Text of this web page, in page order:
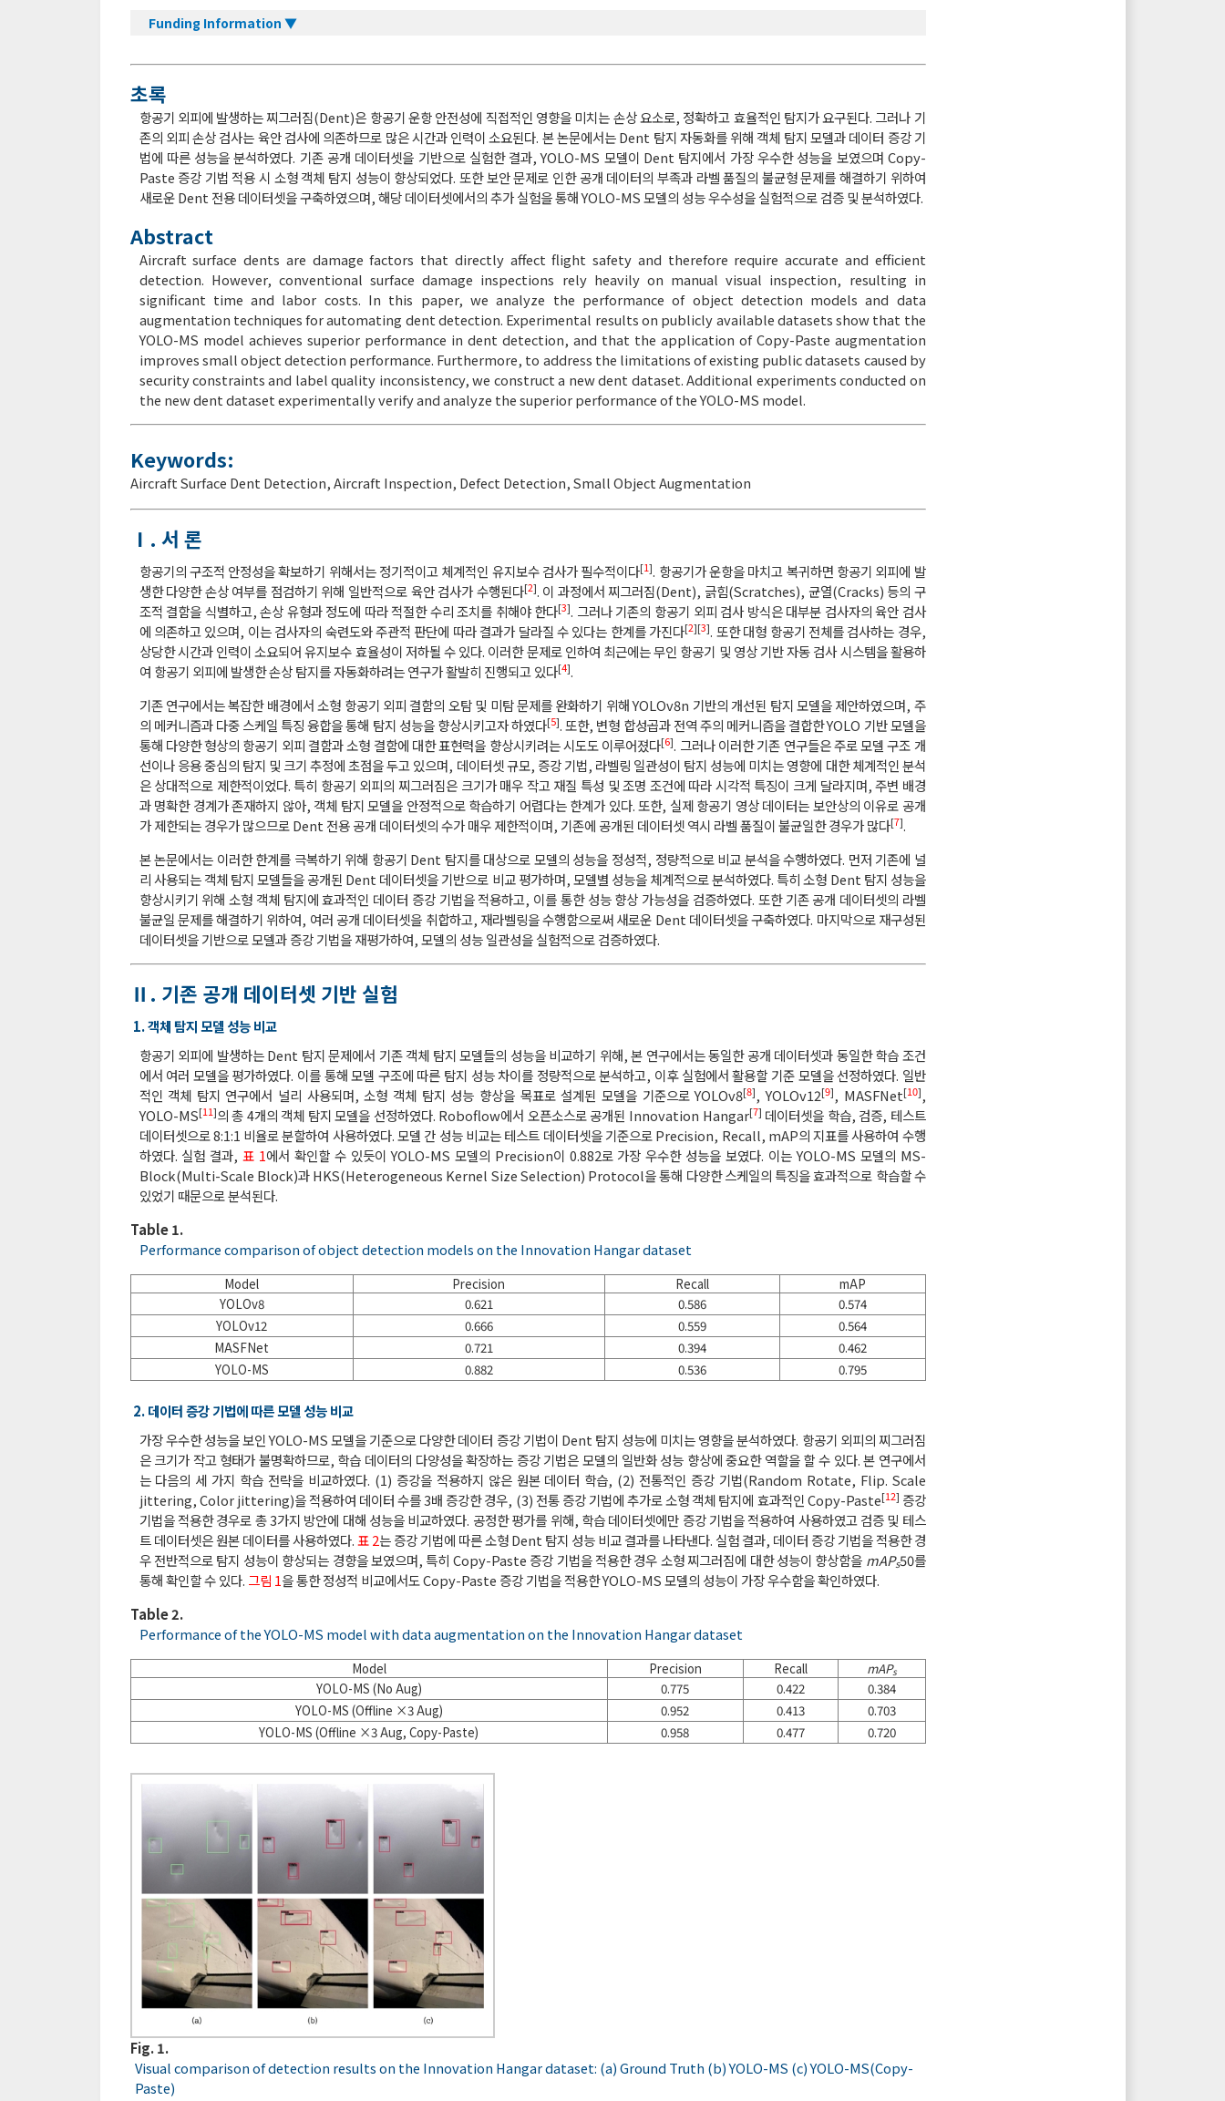
Funding Information ▼
초록
항공기 외피에 발생하는 찌그러짐(Dent)은 항공기 운항 안전성에 직접적인 영향을 미치는 손상 요소로, 정확하고 효율적인 탐지가 요구된다. 그러나 기
존의 외피 손상 검사는 육안 검사에 의존하므로 많은 시간과 인력이 소요된다. 본 논문에서는 Dent 탐지 자동화를 위해 객체 탐지 모델과 데이터 증강 기
법에 따른 성능을 분석하였다. 기존 공개 데이터셋을 기반으로 실험한 결과, YOLO-MS 모델이 Dent 탐지에서 가장 우수한 성능을 보였으며 Copy-
Paste 증강 기법 적용 시 소형 객체 탐지 성능이 향상되었다. 또한 보안 문제로 인한 공개 데이터의 부족과 라벨 품질의 불균형 문제를 해결하기 위하여
새로운 Dent 전용 데이터셋을 구축하였으며, 해당 데이터셋에서의 추가 실험을 통해 YOLO-MS 모델의 성능 우수성을 실험적으로 검증 및 분석하였다.
Abstract
Aircraft surface dents are damage factors that directly affect flight safety and therefore require accurate and efficient
detection. However, conventional surface damage inspections rely heavily on manual visual inspection, resulting in
significant time and labor costs. In this paper, we analyze the performance of object detection models and data
augmentation techniques for automating dent detection. Experimental results on publicly available datasets show that the
YOLO-MS model achieves superior performance in dent detection, and that the application of Copy-Paste augmentation
improves small object detection performance. Furthermore, to address the limitations of existing public datasets caused by
security constraints and label quality inconsistency, we construct a new dent dataset. Additional experiments conducted on
the new dent dataset experimentally verify and analyze the superior performance of the YOLO-MS model.
Keywords:
Aircraft Surface Dent Detection,Aircraft Inspection, Defect Detection,Small Object Augmentation
Ⅰ. 서 론
항공기의 구조적 안정성을 확보하기 위해서는 정기적이고 체계적인 유지보수 검사가 필수적이다[1]. 항공기가 운항을 마치고 복귀하면 항공기 외피에 발
생한 다양한 손상 여부를 점검하기 위해 일반적으로 육안 검사가 수행된다[2]. 이 과정에서 찌그러짐(Dent), 긁힘(Scratches), 균열(Cracks) 등의 구
조적 결함을 식별하고, 손상 유형과 정도에 따라 적절한 수리 조치를 취해야 한다[3]. 그러나 기존의 항공기 외피 검사 방식은 대부분 검사자의 육안 검사
에 의존하고 있으며, 이는 검사자의 숙련도와 주관적 판단에 따라 결과가 달라질 수 있다는 한계를 가진다[2][3]. 또한 대형 항공기 전체를 검사하는 경우,
상당한 시간과 인력이 소요되어 유지보수 효율성이 저하될 수 있다. 이러한 문제로 인하여 최근에는 무인 항공기 및 영상 기반 자동 검사 시스템을 활용하
여 항공기 외피에 발생한 손상 탐지를 자동화하려는 연구가 활발히 진행되고 있다[4].
기존 연구에서는 복잡한 배경에서 소형 항공기 외피 결함의 오탐 및 미탐 문제를 완화하기 위해 YOLOv8n 기반의 개선된 탐지 모델을 제안하였으며, 주
의 메커니즘과 다중 스케일 특징 융합을 통해 탐지 성능을 향상시키고자 하였다[5]. 또한, 변형 합성곱과 전역 주의 메커니즘을 결합한 YOLO 기반 모델을
통해 다양한 형상의 항공기 외피 결함과 소형 결함에 대한 표현력을 향상시키려는 시도도 이루어졌다[6]. 그러나 이러한 기존 연구들은 주로 모델 구조 개
선이나 응용 중심의 탐지 및 크기 추정에 초점을 두고 있으며, 데이터셋 규모, 증강 기법, 라벨링 일관성이 탐지 성능에 미치는 영향에 대한 체계적인 분석
은 상대적으로 제한적이었다. 특히 항공기 외피의 찌그러짐은 크기가 매우 작고 재질 특성 및 조명 조건에 따라 시각적 특징이 크게 달라지며, 주변 배경
과 명확한 경계가 존재하지 않아, 객체 탐지 모델을 안정적으로 학습하기 어렵다는 한계가 있다. 또한, 실제 항공기 영상 데이터는 보안상의 이유로 공개
가 제한되는 경우가 많으므로 Dent 전용 공개 데이터셋의 수가 매우 제한적이며, 기존에 공개된 데이터셋 역시 라벨 품질이 불균일한 경우가 많다[7].
본 논문에서는 이러한 한계를 극복하기 위해 항공기 Dent 탐지를 대상으로 모델의 성능을 정성적, 정량적으로 비교 분석을 수행하였다. 먼저 기존에 널
리 사용되는 객체 탐지 모델들을 공개된 Dent 데이터셋을 기반으로 비교 평가하며, 모델별 성능을 체계적으로 분석하였다. 특히 소형 Dent 탐지 성능을
향상시키기 위해 소형 객체 탐지에 효과적인 데이터 증강 기법을 적용하고, 이를 통한 성능 향상 가능성을 검증하였다. 또한 기존 공개 데이터셋의 라벨
불균일 문제를 해결하기 위하여, 여러 공개 데이터셋을 취합하고, 재라벨링을 수행함으로써 새로운 Dent 데이터셋을 구축하였다. 마지막으로 재구성된
데이터셋을 기반으로 모델과 증강 기법을 재평가하여, 모델의 성능 일관성을 실험적으로 검증하였다.
Ⅱ. 기존 공개 데이터셋 기반 실험
1. 객체 탐지 모델 성능 비교
항공기 외피에 발생하는 Dent 탐지 문제에서 기존 객체 탐지 모델들의 성능을 비교하기 위해, 본 연구에서는 동일한 공개 데이터셋과 동일한 학습 조건
에서 여러 모델을 평가하였다. 이를 통해 모델 구조에 따른 탐지 성능 차이를 정량적으로 분석하고, 이후 실험에서 활용할 기준 모델을 선정하였다. 일반
적인 객체 탐지 연구에서 널리 사용되며, 소형 객체 탐지 성능 향상을 목표로 설계된 모델을 기준으로 YOLOv8[8], YOLOv12[9], MASFNet[10],
YOLO-MS[11]의 총 4개의 객체 탐지 모델을 선정하였다. Roboflow에서 오픈소스로 공개된 Innovation Hangar[7] 데이터셋을 학습, 검증, 테스트
데이터셋으로 8:1:1 비율로 분할하여 사용하였다. 모델 간 성능 비교는 테스트 데이터셋을 기준으로 Precision, Recall, mAP의 지표를 사용하여 수행
하였다. 실험 결과,표 1에서 확인할 수 있듯이 YOLO-MS 모델의 Precision이 0.882로 가장 우수한 성능을 보였다. 이는 YOLO-MS 모델의 MS-
Block(Multi-Scale Block)과 HKS(Heterogeneous Kernel Size Selection) Protocol을 통해 다양한 스케일의 특징을 효과적으로 학습할 수
있었기 때문으로 분석된다.
Table 1.
Performance comparison of object detection models on the Innovation Hangar dataset
Model Precision Recall
mAP
YOLOv8
0.621 0.586
0.574
YOLOv12
0.666 0.559
0.564
MASFNet
0.721 0.394
0.462
YOLO-MS
0.882 0.536 0.795
2. 데이터 증강 기법에 따른 모델 성능 비교
가장 우수한 성능을 보인 YOLO-MS 모델을 기준으로 다양한 데이터 증강 기법이 Dent 탐지 성능에 미치는 영향을 분석하였다. 항공기 외피의 찌그러짐
은 크기가 작고 형태가 불명확하므로, 학습 데이터의 다양성을 확장하는 증강 기법은 모델의 일반화 성능 향상에 중요한 역할을 할 수 있다. 본 연구에서
는 다음의 세 가지 학습 전략을 비교하였다. (1) 증강을 적용하지 않은 원본 데이터 학습, (2) 전통적인 증강 기법(Random Rotate, Flip. Scale
jittering, Color jittering)을 적용하여 데이터 수를 3배 증강한 경우, (3) 전통 증강 기법에 추가로 소형 객체 탐지에 효과적인 Copy-Paste[12] 증강
기법을 적용한 경우로 총 3가지 방안에 대해 성능을 비교하였다. 공정한 평가를 위해, 학습 데이터셋에만 증강 기법을 적용하여 사용하였고 검증 및 테스
트 데이터셋은 원본 데이터를 사용하였다.표 2는 증강 기법에 따른 소형 Dent 탐지 성능 비교 결과를 나타낸다. 실험 결과, 데이터 증강 기법을 적용한 경
우 전반적으로 탐지 성능이 향상되는 경향을 보였으며, 특히 Copy-Paste 증강 기법을 적용한 경우 소형 찌그러짐에 대한 성능이 향상함을 mAPs50를
통해 확인할 수 있다. 그림 1을 통한 정성적 비교에서도 Copy-Paste 증강 기법을 적용한 YOLO-MS 모델의 성능이 가장 우수함을 확인하였다.
Table 2.
Performance of the YOLO-MS model with data augmentation on the Innovation Hangar dataset
Model Precision Recall mAPs
YOLO-MS (No Aug) 0.775 0.422
0.384
YOLO-MS (Offline ×3 Aug)
0.952 0.413
0.703
YOLO-MS (Offline ×3 Aug, Copy-Paste)
0.958 0.477 0.720
Fig. 1.
Visual comparison of detection results on the Innovation Hangar dataset: (a) Ground Truth (b) YOLO-MS (c) YOLO-MS(Copy-
Paste)